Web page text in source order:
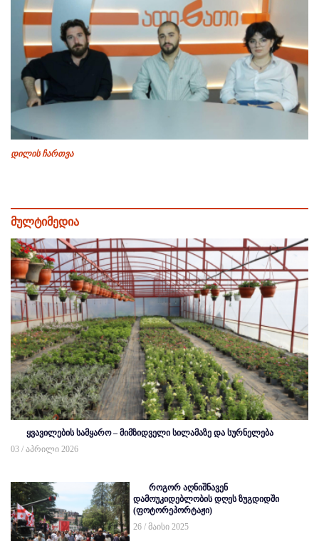
დილის ჩართვა
მულტიმედია
ყვავილების სამყარო – მიმზიდველი სილამაზე და სურნელება
03 / აპრილი 2026
როგორ აღნიშნავენ
დამოუკიდებლობის დღეს ზუგდიდში
(ფოტორეპორტაჟი)
26 / მაისი 2025